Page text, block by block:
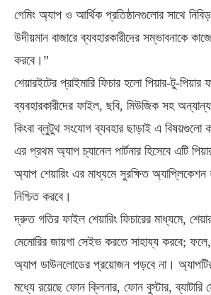
গেমিং অ্যাপ ও আর্থিক প্রতিষ্ঠানগুলোর সাথে
উদীয়মান বাজারে ব্যবহারকারীদের সম্ভাবনাকে
করবে।”
শেয়ারইটের প্রাইমারি ফিচার হলো পিয়ার-টু-
ব্যবহারকারীদের ফাইল, ছবি, মিউজিক সহ অন্যান্য
কিংবা ব্লুটুথ সংযোগ ব্যবহার ছাড়াই এ
এর প্রথম অ্যাপ চ্যানেল পার্টনার হিসেবে এটি
অ্যাপ শেয়ারিং এর মাধ্যমে সুরক্ষিত অ্যাপ্লিকেশন
নিশ্চিত করবে।
দ্রুত গতির ফাইল শেয়ারিং ফিচারের মাধ্যমে,
মেমোরির জায়গা সেইভ করতে সাহায্য করবে;
অ্যাপ ডাউনলোডের প্রয়োজন পড়বে না।
মধ্যে রয়েছে ফোন ক্লিনার, ফোন বুস্টার,